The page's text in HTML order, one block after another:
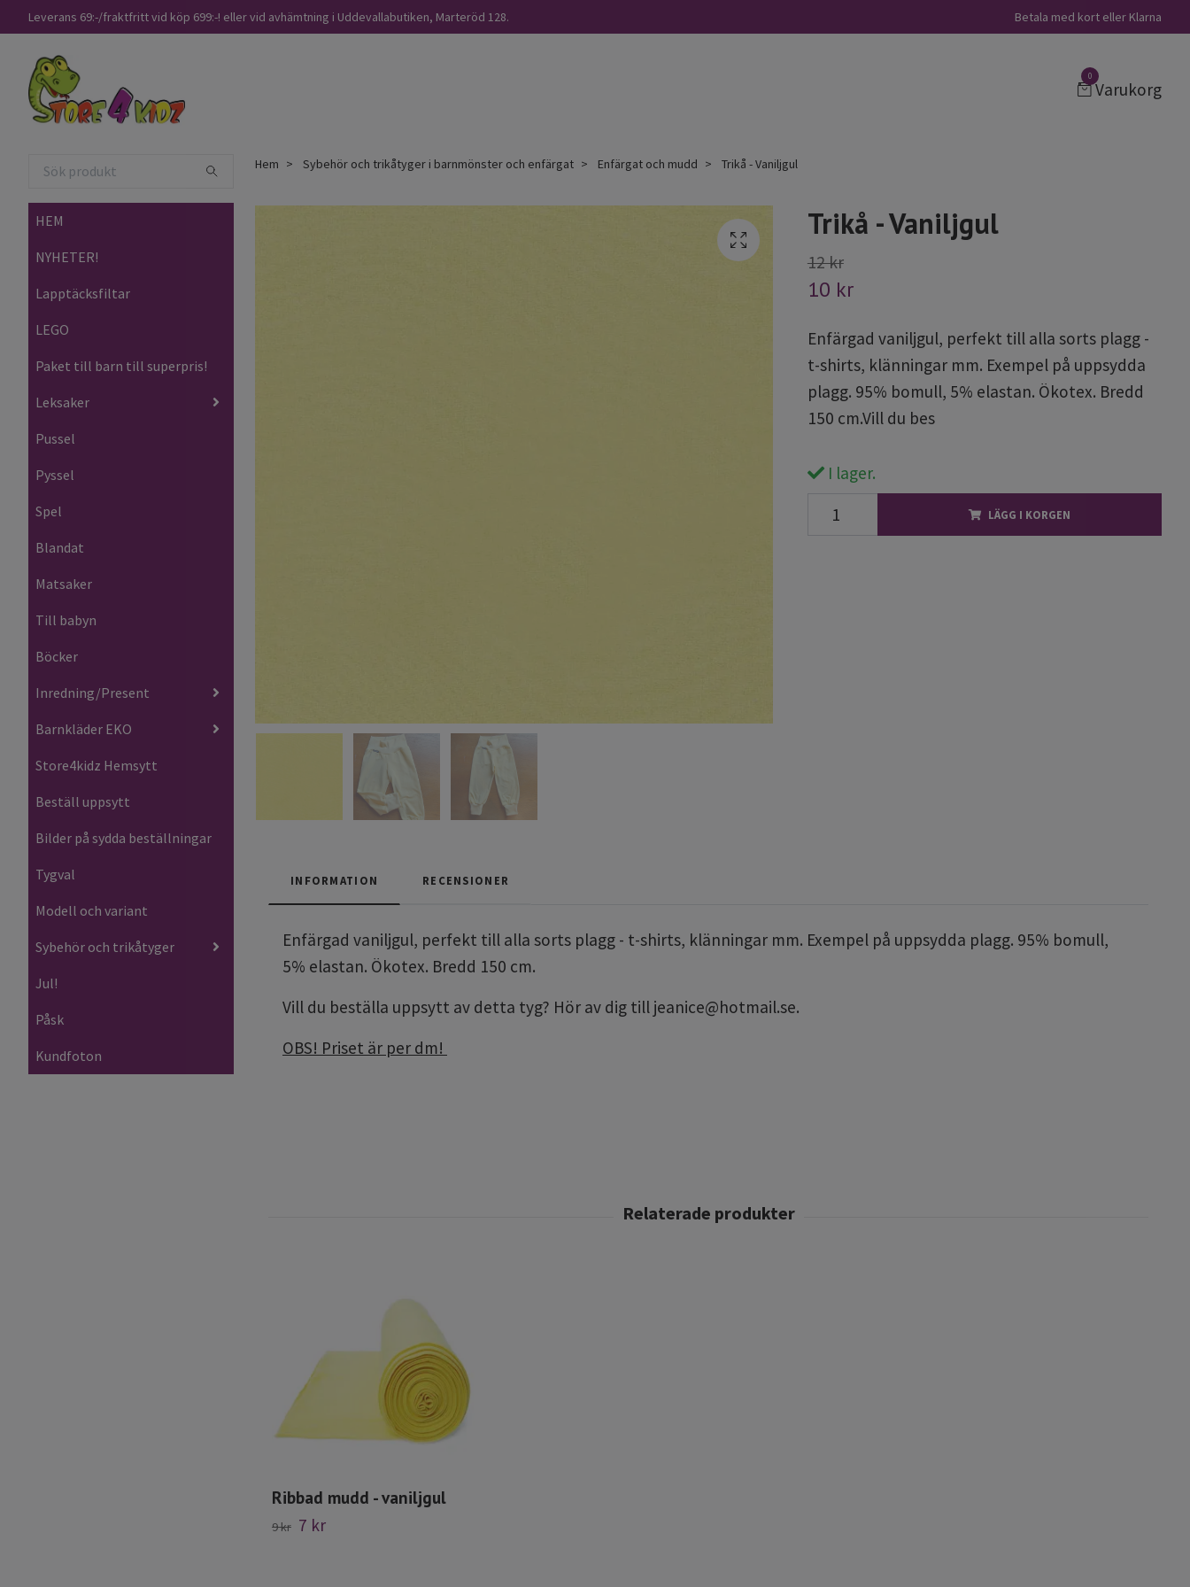
Leverans 69:-/fraktfritt vid köp 699:-! eller vid avhämtning i Uddevallabutiken, Marteröd 128. Betala med kort eller Klarna
0
Varukorg
HEM
NYHETER!
Lapptäcksfiltar
LEGO
Paket till barn till superpris!
Leksaker
Pussel
Pyssel
Spel
Blandat
Matsaker
Till babyn
Böcker
Inredning/Present
Barnkläder EKO
Store4kidz Hemsytt
Beställ uppsytt
Bilder på sydda beställningar
Tygval
Modell och variant
Sybehör och trikåtyger
Jul!
Påsk
Kundfoton
Hem Sybehör och trikåtyger i barnmönster och enfärgat Enfärgat och mudd Trikå - Vaniljgul
Trikå - Vaniljgul
12 kr
10 kr
Enfärgad vaniljgul, perfekt till alla sorts plagg -
t-shirts, klänningar mm. Exempel på uppsydda
plagg. 95% bomull, 5% elastan. Ökotex. Bredd
150 cm.Vill du bes
I lager.
LÄGG I KORGEN
INFORMATION RECENSIONER
Enfärgad vaniljgul, perfekt till alla sorts plagg - t-shirts, klänningar mm. Exempel på uppsydda plagg. 95% bomull,
5% elastan. Ökotex. Bredd 150 cm.
Vill du beställa uppsytt av detta tyg? Hör av dig till jeanice@hotmail.se.
OBS! Priset är per dm!
Ribbad mudd - vaniljgul
9 kr 7 kr